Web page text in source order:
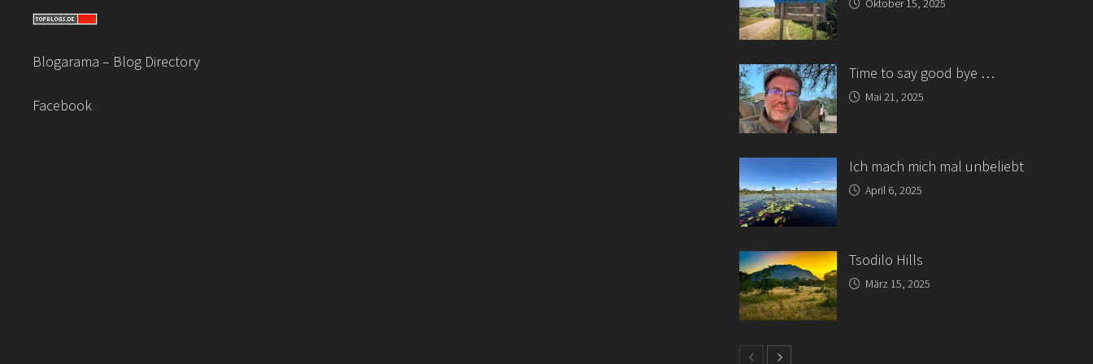
Blogarama – Blog Directory
Facebook
Oktober 15, 2025
Time to say good bye …
Mai 21, 2025
Ich mach mich mal unbeliebt
April 6, 2025
Tsodilo Hills
März 15, 2025